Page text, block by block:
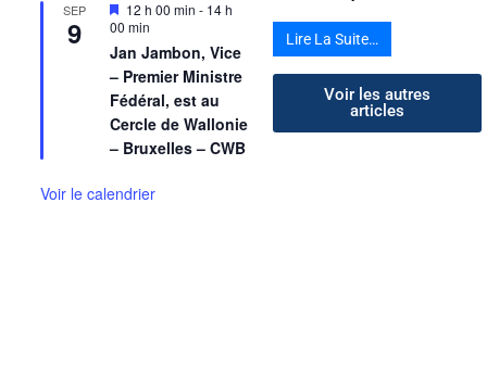
SEP
9
Mis
en
avant
12 h 00 min - 14 h
00 min
Jan Jambon, Vice
– Premier Ministre
Fédéral, est au
Cercle de Wallonie
– Bruxelles – CWB
Voir le calendrier
Lire La Suite…
Voir les autres
articles